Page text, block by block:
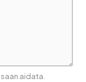
aidata.